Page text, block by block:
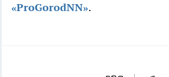
«ProGorodNN».